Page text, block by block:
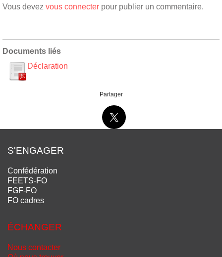
Vous devez vous connecter pour publier un commentaire.
Documents liés
Déclaration
Partager
S'ENGAGER
Confédération
FEETS-FO
FGF-FO
FO cadres
ÉCHANGER
Nous contacter